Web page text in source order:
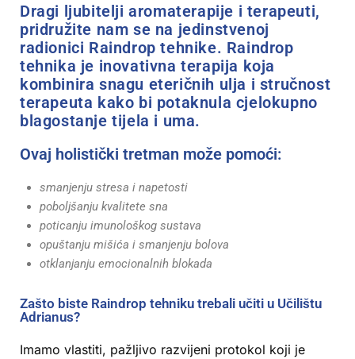
Dragi ljubitelji aromaterapije i terapeuti,
pridružite nam se na jedinstvenoj
radionici Raindrop tehnike. Raindrop
tehnika je inovativna terapija koja
kombinira snagu eteričnih ulja i stručnost
terapeuta kako bi potaknula cjelokupno
blagostanje tijela i uma.
Ovaj holistički tretman može pomoći:
smanjenju stresa i napetosti
poboljšanju kvalitete sna
poticanju imunološkog sustava
opuštanju mišića i smanjenju bolova
otklanjanju emocionalnih blokada
Zašto biste Raindrop tehniku trebali učiti u Učilištu
Adrianus?
Imamo vlastiti, pažljivo razvijeni protokol koji je